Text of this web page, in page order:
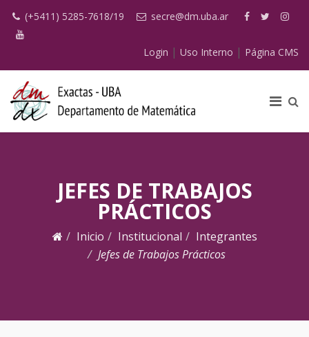
(+5411) 5285-7618/19 secre@dm.uba.ar
Login | Uso Interno | Página CMS
JEFES DE TRABAJOS
PRÁCTICOS
Inicio Institucional
Integrantes
Jefes de Trabajos Prácticos